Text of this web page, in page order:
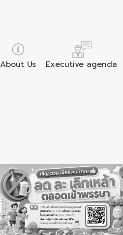
About Us Executive agenda
ข่าวประชาสัมพันธ์